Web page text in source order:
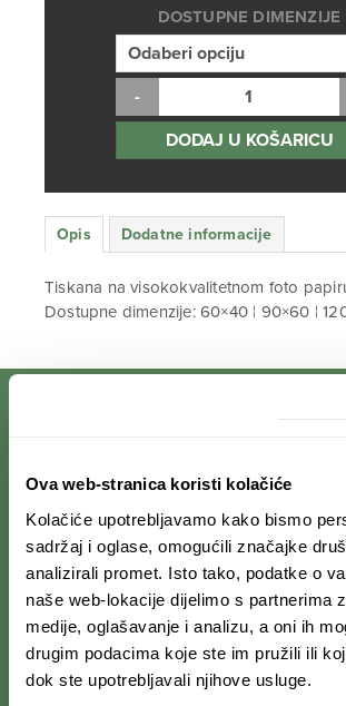
Ova web-stranica koristi kolačiće
Kolačiće upotrebljavamo kako bismo
sadržaj i oglase, omogućili značajke
analizirali promet. Isto tako, podatke o
naše web-lokacije dijelimo s partnerima
medije, oglašavanje i analizu, a oni ih
drugim podacima koje ste im pružili ili
dok ste upotrebljavali njihove usluge.
DOSTUPNE DIMENZIJE
DODAJ U KOŠARICU
Opis Dodatne informacije
Tiskana na visokokvalitetnom foto
Dostupne dimenzije: 60×40 ¦ 90×60 ¦
Prihvaćam da se moji podaci
podataka i koriste u svrhu slanja
newslettera